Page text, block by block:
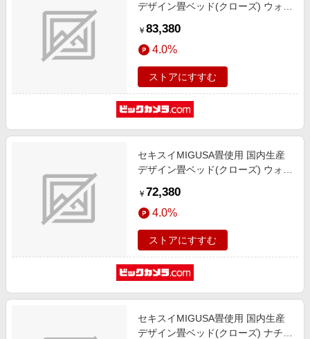
デザイン畳ベッド(クローズ) ウォル
ブルサイズ]
￥ 83,380
4.0%
ストアにすすむ
セキスイMIGUSA畳使用 国内生産
デザイン畳ベッド(クローズ) ウォル
ルサイズ]
￥ 72,380
4.0%
ストアにすすむ
セキスイMIGUSA畳使用 国内生産
デザイン畳ベッド(クローズ) ナチュ